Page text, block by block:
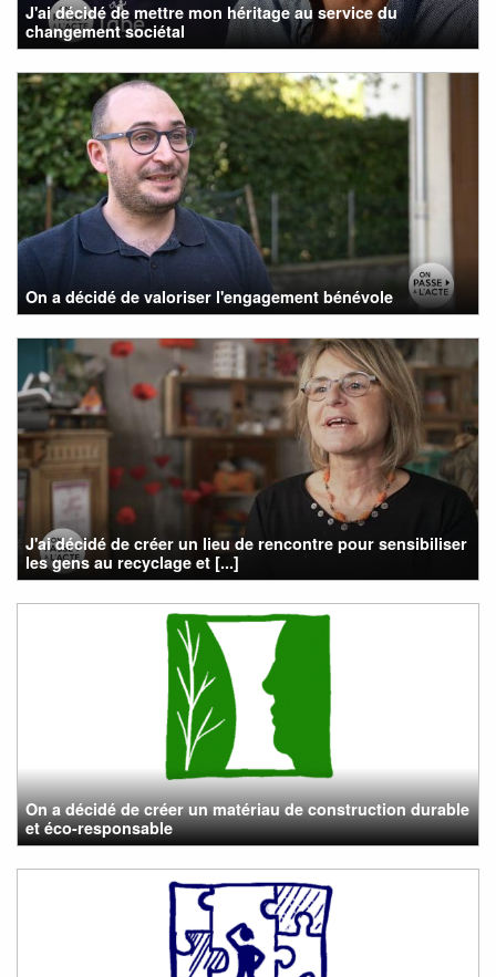
J'ai décidé de mettre mon héritage au service du
changement sociétal
On a décidé de valoriser l'engagement bénévole
J'ai décidé de créer un lieu de rencontre pour sensibiliser
les gens au recyclage et [...]
On a décidé de créer un matériau de construction durable
et éco-responsable